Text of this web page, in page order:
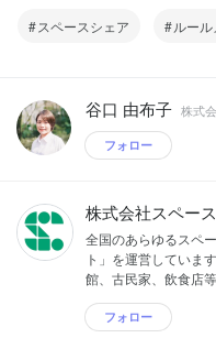
スペースシェア ルー
谷口 由布子 株式
フォロー
株式会社スペー
全国のあらゆるスペ
ト」を運営していま
館、古民家、飲食店
フォロー